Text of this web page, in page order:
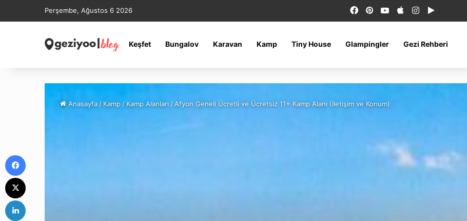
Perşembe, Ağustos 6 2026 Facebook
PinterestYouTube
AppleInstagram
Google
Keşfet Bungalov Karavan Kamp Tiny House Glampingler Gezi Rehberi
Anasayfa /Kamp/Kamp Alanları / Afyon Geneli Ücretli ve Ücretsiz 11+ Kamp Alanı (İletişim ve Konum)